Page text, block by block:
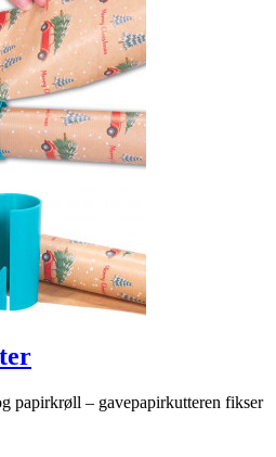
papirkrøll – gavepapirkutteren fikser